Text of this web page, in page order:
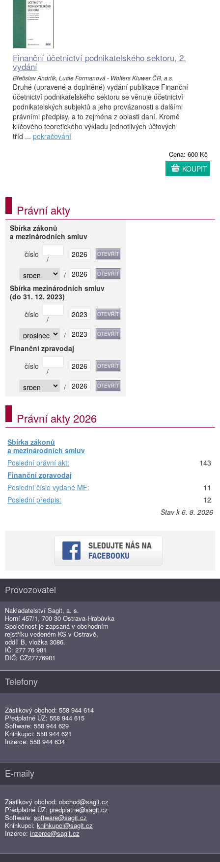
Finanční účetnictví podnikatelského sektoru, 2.
vydání
Břetislav Andrlík, Lucie Formanová - Wolters Kluwer ČR, a.s.
Druhé (upravené a doplněné) vydání publikace Finanční
účetnictví podnikatelského sektoru se věnuje účetnictví
podnikatelských subjektů a jeho provázanosti s dalšími
právními předpisy, a to zejména z oblasti daní. Kromě
klíčového teoretického výkladu jednotlivých účtových
tříd ... pokračování
Cena: 600 Kč
KOUPIT
Právní akty
Sbírka zákonů
a mezinárodních smluv
číslo
/
/
Sbírka mezinárodních smluv
(do 31. 12. 2023)
číslo
/
/
Finanční zpravodaj
číslo
/
/
Právní akty 2026
Sbírka zákonů
a mezinárodních smluv
Poslední právní akt:
143
Finanční zpravodaj
Poslední číslo vydané MF:
11
Poslední předpis:
12
Stav k 6. 8. 2026
Provozovatel
Nakladatelství Sagit, a. s.
Horní 457/1, 700 30 Ostrava-Hrabůvka
Společnost je zapsaná v obchodním
rejstříku vedeném KS v Ostravě,
oddíl B, vložka 3086.
IČ: 277 76 981
DIČ: CZ27776981
Telefony
Zásilkový obchod: 558 944 614
Předplatné ÚZ: 558 944 615
Software: 558 944 629
Knihkupci: 558 944 621
Inzerce: 558 944 634
E-maily
Zásilkový obchod: obchod@sagit.cz
Předplatné ÚZ: predplatne@sagit.cz
Software: software@sagit.cz
Knihkupci: knihkupci@sagit.cz
Inzerce: inzerce@sagit.cz